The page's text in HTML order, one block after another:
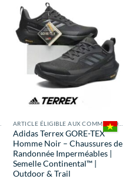
Adidas Terrex GORE-TEX
Homme Noir – Chaussures de
Randonnée Imperméables |
Semelle Continental™ |
Outdoor & Trail